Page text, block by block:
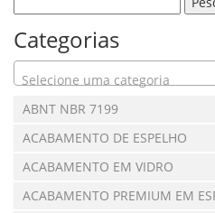
Categorias
Selecione uma categoria
ABNT NBR 7199
ACABAMENTO DE ESPELHO
ACABAMENTO EM VIDRO
ACABAMENTO PREMIUM EM